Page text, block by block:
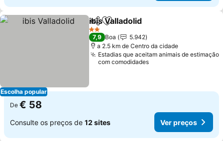
Escolha popular
PartilharAdicionar aos favoritos
ibis Valladolid
2 Estrelas
7,9 Boa
5.942
a 2.5 km de Centro da cidade
Estadias que aceitam animais de estimação
com comodidades
De € 58
Consulte os preços de 12 sites Ver preços